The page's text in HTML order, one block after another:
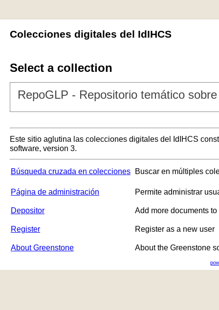
Colecciones digitales del IdIHCS
Select a collection
RepoGLP - Repositorio temático
Este sitio aglutina las colecciones digitales del IdIHCS
software, version 3.
Búsqueda cruzada en colecciones Buscar en múltiples
Página de administración Permite administrar
Depositor Add more documents
Register Register as a new user
About Greenstone About the Greenstone